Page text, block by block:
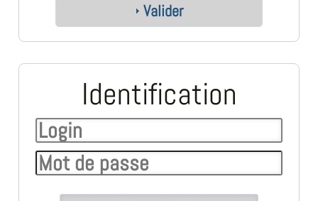
Valider
Identification